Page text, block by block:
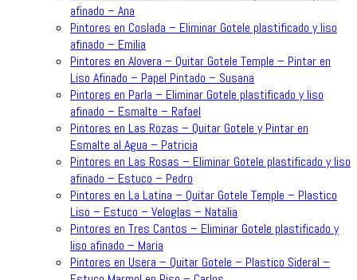
afinado – Ana
Pintores en Coslada – Eliminar Gotele plastificado y liso
afinado – Emilia
Pintores en Alovera – Quitar Gotele Temple – Pintar en
Liso Afinado – Papel Pintado – Susana
Pintores en Parla – Eliminar Gotele plastificado y liso
afinado – Esmalte – Rafael
Pintores en Las Rozas – Quitar Gotele y Pintar en
Esmalte al Agua – Patricia
Pintores en Las Rosas – Eliminar Gotele plastificado y liso
afinado – Estuco – Pedro
Pintores en La Latina – Quitar Gotele Temple – Plastico
Liso – Estuco – Veloglas – Natalia
Pintores en Tres Cantos – Eliminar Gotele plastificado y
liso afinado – Maria
Pintores en Usera – Quitar Gotele – Plastico Sideral –